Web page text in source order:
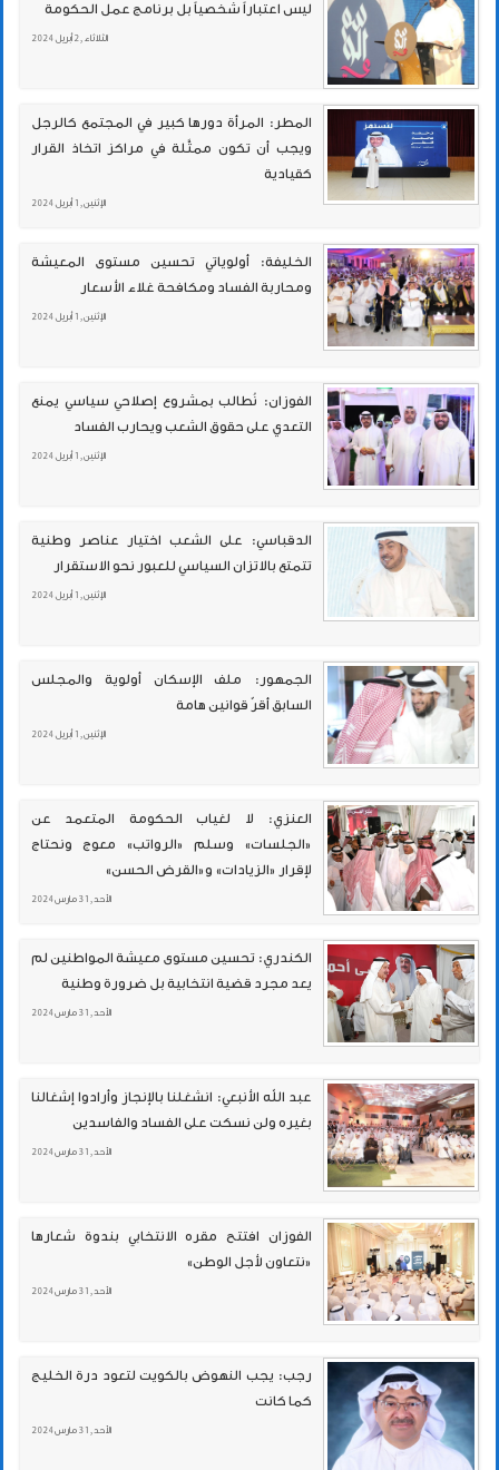
ليس اعتباراً شخصياً بل برنامج عمل الحكومة
الثلاثاء , 2 أبريل 2024
المطر: المرأة دورها كبير في المجتمع كالرجل
ويجب أن تكون ممثَّلة في مراكز اتخاذ القرار
كقيادية
الإثنين , 1 أبريل 2024
الخليفة: أولوياتي تحسين مستوى المعيشة
ومحاربة الفساد ومكافحة غلاء الأسعار
الإثنين , 1 أبريل 2024
الفوزان: نُطالب بمشروع إصلاحي سياسي يمنع
التعدي على حقوق الشعب ويحارب الفساد
الإثنين , 1 أبريل 2024
الدقباسي: على الشعب اختيار عناصر وطنية
تتمتع بالاتزان السياسي للعبور نحو الاستقرار
الإثنين , 1 أبريل 2024
الجمهور: ملف الإسكان أولوية والمجلس
السابق أقرّ قوانين هامة
الإثنين , 1 أبريل 2024
العنزي: لا لغياب الحكومة المتعمد عن
«الجلسات» وسلم «الرواتب» معوج ونحتاج
لإقرار «الزيادات» و«القرض الحسن»
الأحد , 31 مارس 2024
الكندري: تحسين مستوى معيشة المواطنين لم
يعد مجرد قضية انتخابية بل ضرورة وطنية
الأحد , 31 مارس 2024
عبد الله الأنبعي: انشغلنا بالإنجاز وأرادوا إشغالنا
بغيره ولن نسكت على الفساد والفاسدين
الأحد , 31 مارس 2024
الفوزان افتتح مقره الانتخابي بندوة شعارها
«نتعاون لأجل الوطن»
الأحد , 31 مارس 2024
رجب: يجب النهوض بالكويت لتعود درة الخليج
كما كانت
الأحد , 31 مارس 2024